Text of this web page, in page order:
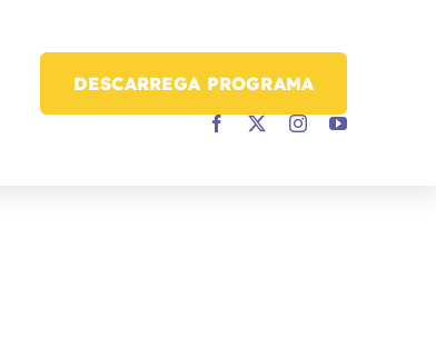
DESCARREGA PROGRAMA